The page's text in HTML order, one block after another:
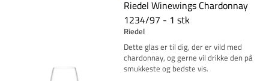
Riedel Winewings Chardonnay
1234/97 - 1 stk
Riedel
Dette glas er til dig, der er vild med
chardonnay, og gerne vil drikke den på
smukkeste og bedste vis.